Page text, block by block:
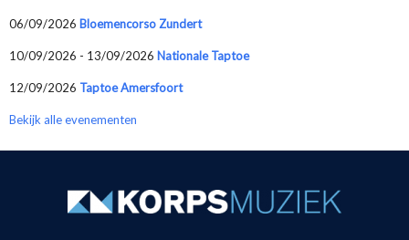
06/09/2026 Bloemencorso Zundert
10/09/2026 - 13/09/2026 Nationale Taptoe
12/09/2026 Taptoe Amersfoort
Bekijk alle evenementen